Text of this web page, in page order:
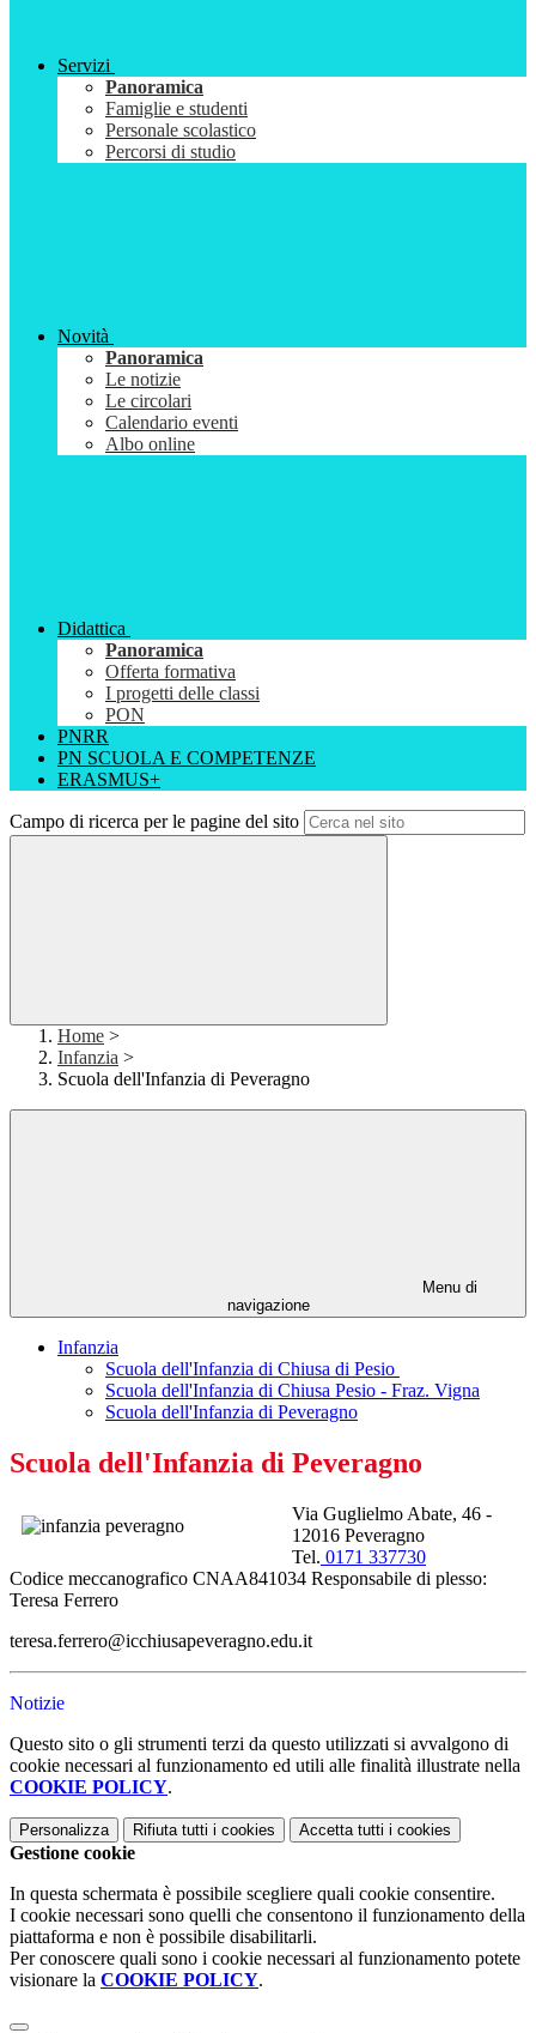
Servizi
Panoramica
Famiglie e studenti
Personale scolastico
Percorsi di studio
Novità
Panoramica
Le notizie
Le circolari
Calendario eventi
Albo online
Didattica
Panoramica
Offerta formativa
I progetti delle classi
PON
PNRR
PN SCUOLA E COMPETENZE
ERASMUS+
Campo di ricerca per le pagine del sito
Home >
Infanzia >
Scuola dell'Infanzia di Peveragno
Menu di
navigazione
Infanzia
Scuola dell'Infanzia di Chiusa di Pesio
Scuola dell'Infanzia di Chiusa Pesio - Fraz. Vigna
Scuola dell'Infanzia di Peveragno
Scuola dell'Infanzia di Peveragno
Via Guglielmo Abate, 46 -
12016 Peveragno
Tel. 0171 337730
Codice meccanografico CNAA841034 Responsabile di plesso:
Teresa Ferrero
teresa.ferrero@icchiusapeveragno.edu.it
Notizie
Questo sito o gli strumenti terzi da questo utilizzati si avvalgono di
cookie necessari al funzionamento ed utili alle finalità illustrate nella
COOKIE POLICY.
Personalizza Rifiuta tutti i cookies Accetta tutti i cookies
Gestione cookie
In questa schermata è possibile scegliere quali cookie consentire.
I cookie necessari sono quelli che consentono il funzionamento della
piattaforma e non è possibile disabilitarli.
Per conoscere quali sono i cookie necessari al funzionamento potete
visionare la COOKIE POLICY.